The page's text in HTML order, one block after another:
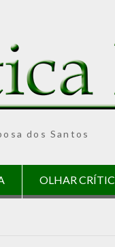
dos Santos
OLHAR